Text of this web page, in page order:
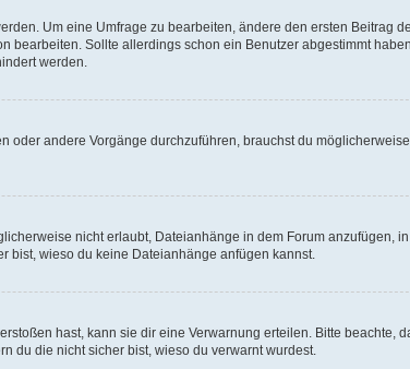
Um eine Umfrage zu bearbeiten, ändere den ersten Beitrag
Sollte allerdings schon ein Benutzer abgestimmt
werden.
andere Vorgänge durchzuführen, brauchst du
nicht erlaubt, Dateianhänge in dem Forum anzufügen,
bist, wieso du keine Dateianhänge anfügen kannst.
hast, kann sie dir eine Verwarnung erteilen. Bitte beachte,
du die nicht sicher bist, wieso du verwarnt wurdest.